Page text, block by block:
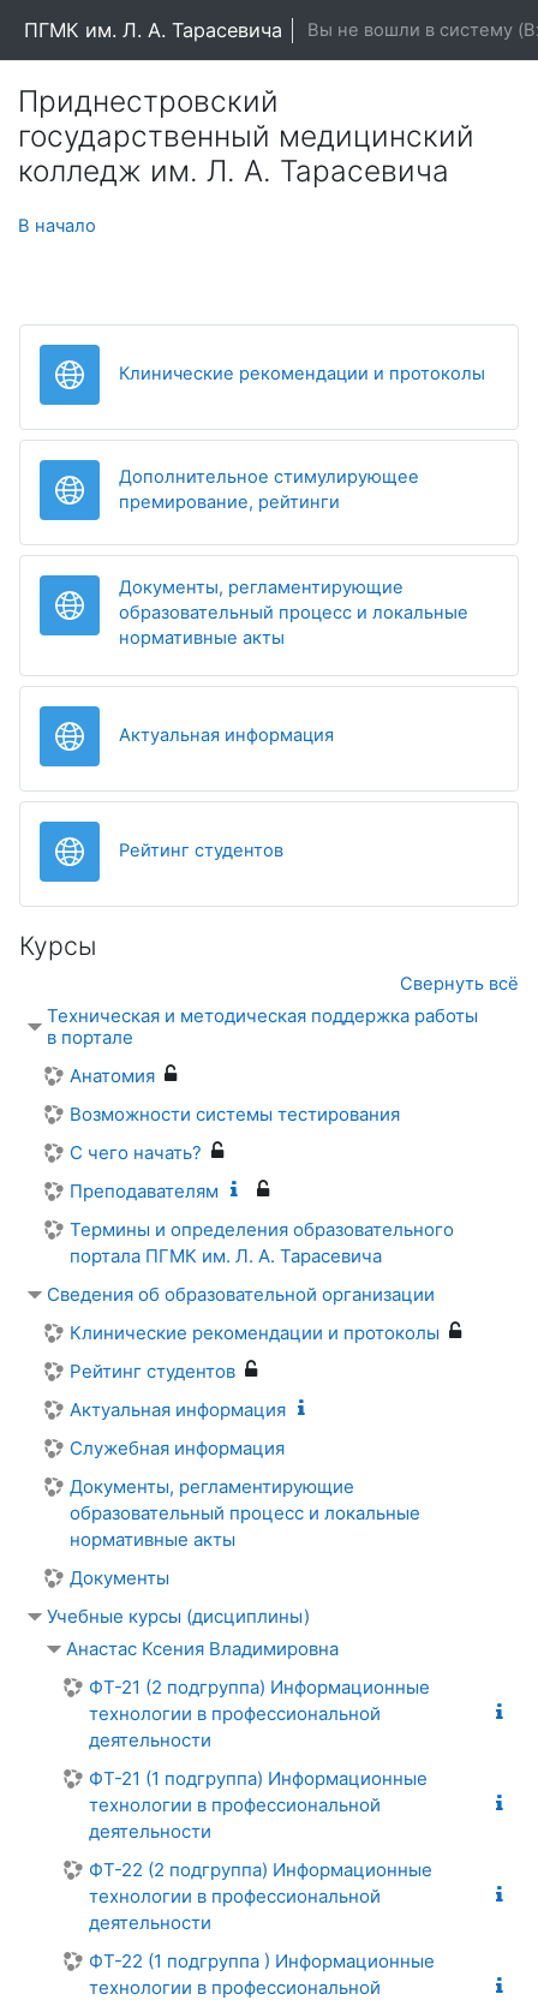
ПГМК им. Л. А. Тарасевича Вы не вошли в систему (
Приднестровский
государственный медицинский
колледж им. Л. А. Тарасевича
В начало
Клинические рекомендации и протоколы
Дополнительное стимулирующее
премирование, рейтинги
Документы, регламентирующие
образовательный процесс и локальные
нормативные акты
Актуальная информация
Рейтинг студентовГиперссылка
Курсы
Свернуть всё
Техническая и методическая поддержка работы
в портале
Анатомия
Возможности системы тестирования
С чего начать?
Преподавателям
Термины и определения образовательного
портала ПГМК им. Л. А. Тарасевича
Сведения об образовательной организации
Клинические рекомендации и протоколы
Рейтинг студентов
Актуальная информация
Служебная информация
Документы, регламентирующие
образовательный процесс и локальные
нормативные акты
Документы
Учебные курсы (дисциплины)
Анастас Ксения Владимировна
ФТ-21 (2 подгруппа) Информационные
технологии в профессиональной
деятельности
ФТ-21 (1 подгруппа) Информационные
технологии в профессиональной
деятельности
ФТ-22 (2 подгруппа) Информационные
технологии в профессиональной
деятельности
ФТ-22 (1 подгруппа ) Информационные
технологии в профессиональной